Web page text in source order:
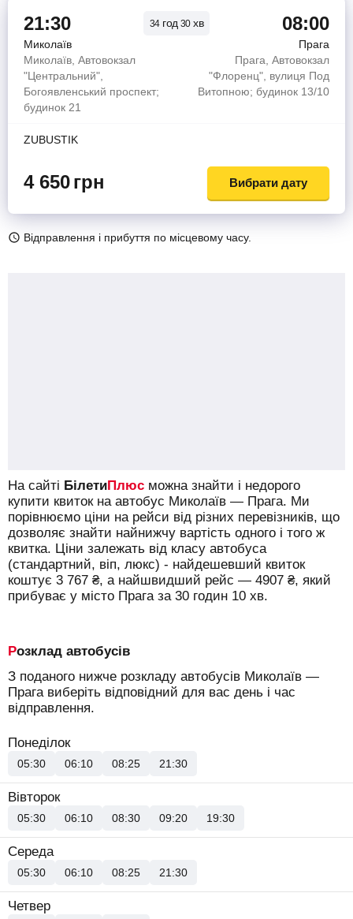
21:30 34 год 30 хв 08:00
Миколаїв
Прага
Миколаїв, Автовокзал
"Центральний",
Богоявленський проспект;
будинок 21
Прага, Автовокзал
"Флоренц", вулиця Под
Витопною; будинок 13/10
ZUBUSTIK
4 650грн Вибрати дату
Відправлення і прибуття по місцевому часу.
На сайті БілетиПлюс можна знайти і недорого
купити квиток на автобус Миколаїв — Прага. Ми
порівнюємо ціни на рейси від різних перевізників, що
дозволяє знайти найнижчу вартість одного і того ж
квитка. Ціни залежать від класу автобуса
(стандартний, віп, люкс) - найдешевший квиток
коштує 3 767 ₴, а найшвидший рейс — 4907 ₴, який
прибуває у місто Прага за 30 годин 10 хв.
Розклад автобусів
З поданого нижче розкладу автобусів Миколаїв —
Прага виберіть відповідний для вас день і час
відправлення.
Понеділок
05:30 06:10 08:25 21:30
Вівторок
05:30 06:10 08:30 09:20 19:30
Середа
05:30 06:10 08:25 21:30
Четвер